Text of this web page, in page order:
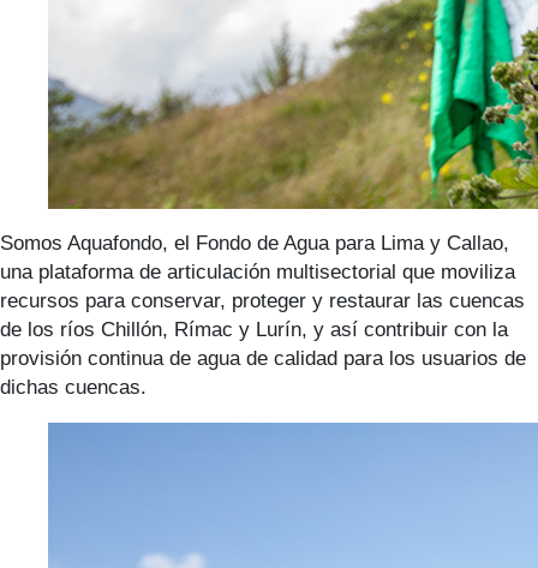
Somos Aquafondo, el Fondo de Agua para Lima y Callao,
una plataforma de articulación multisectorial que moviliza
recursos para conservar, proteger y restaurar las cuencas
de los ríos Chillón, Rímac y Lurín, y así contribuir con la
provisión continua de agua de calidad para los usuarios de
dichas cuencas.